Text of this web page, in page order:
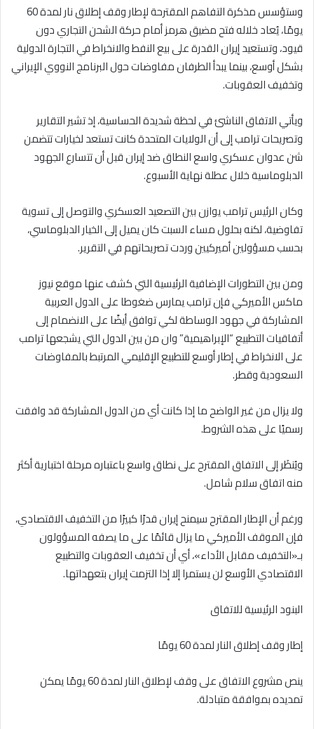
وستؤسس مذكرة التفاهم المقترحة لإطار وقف إطلاق نار لمدة 60
يومًا، يُعاد خلاله فتح مضيق هرمز أمام حركة الشحن التجاري دون
قيود، وتستعيد إيران القدرة على بيع النفط والانخراط في التجارة الدولية
بشكل أوسع، بينما يبدأ الطرفان مفاوضات حول البرنامج النووي الإيراني
وتخفيف العقوبات.
ويأتي الاتفاق الناشئ في لحظة شديدة الحساسية، إذ تشير التقارير
وتصريحات ترامب إلى أن الولايات المتحدة كانت تستعد لخيارات تتضمن
شن عدوان عسكري واسع النطاق ضد إيران قبل أن تتسارع الجهود
الدبلوماسية خلال عطلة نهاية الأسبوع.
وكان الرئيس ترامب يوازن بين التصعيد العسكري والتوصل إلى تسوية
تفاوضية، لكنه بحلول مساء السبت كان يميل إلى الخيار الدبلوماسي،
بحسب مسؤولين أميركيين وردت تصريحاتهم في التقرير.
ومن بين التطورات الإضافية الرئيسية التي كشف عنها موقع نيوز
ماكس الأميركي فإن ترامب يمارس ضغوطا على الدول العربية
المشاركة في جهود الوساطة لكي توافق أيضًا على الانضمام إلى
أتفاقيات التطبيع “الإبراهيمية” وان من بين الدول التي يشجعها ترامب
على الانخراط في إطار أوسع للتطبيع الإقليمي المرتبط بالمفاوضات
السعودية وقطر.
ولا يزال من غير الواضح ما إذا كانت أي من الدول المشاركة قد وافقت
رسميًا على هذه الشروط.
ويُنظَر إلى الاتفاق المقترح على نطاق واسع باعتباره مرحلة اختبارية أكثر
منه اتفاق سلام شامل.
ورغم أن الإطار المقترح سيمنح إيران قدرًا كبيرًا من التخفيف الاقتصادي،
فإن الموقف الأميركي ما يزال قائمًا على ما يصفه المسؤولون
بـ«التخفيف مقابل الأداء»، أي أن تخفيف العقوبات والتطبيع
الاقتصادي الأوسع لن يستمرا إلا إذا التزمت إيران بتعهداتها.
البنود الرئيسية للاتفاق
إطار وقف إطلاق النار لمدة 60 يومًا
ينص مشروع الاتفاق على وقف لإطلاق النار لمدة 60 يومًا يمكن
تمديده بموافقة متبادلة.